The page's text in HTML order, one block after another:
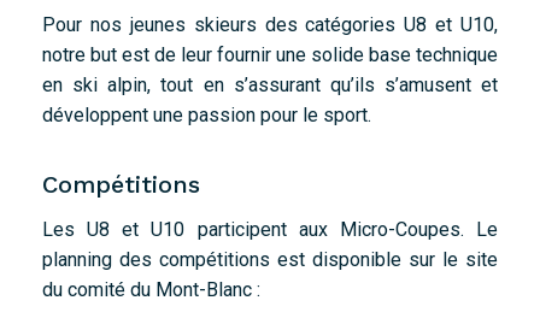
Pour nos jeunes skieurs des catégories U8 et U10,
notre but est de leur fournir une solide base technique
en ski alpin, tout en s’assurant qu’ils s’amusent et
développent une passion pour le sport.
Compétitions
Les U8 et U10 participent aux Micro-Coupes. Le
planning des compétitions est disponible sur le site
du comité du Mont-Blanc :